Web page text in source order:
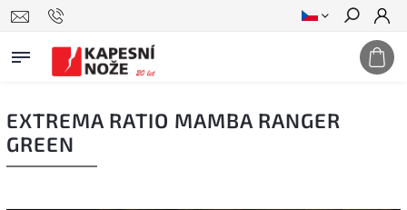
Hledat
EXTREMA RATIO MAMBA RANGER
GREEN